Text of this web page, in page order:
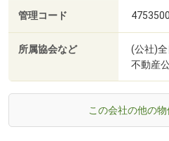
管理コード
所属協会など
(公社)
不動産
この会社の他の